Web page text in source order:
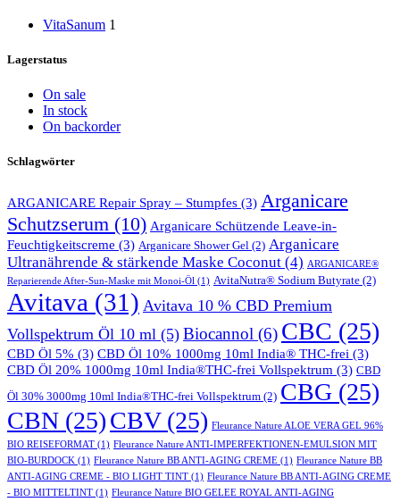
VitaSanum 1
Lagerstatus
On sale
In stock
On backorder
Schlagwörter
ARGANICARE Repair Spray – Stumpfes (3) Arganicare
Schutzserum (10) Arganicare Schützende Leave-in-
Feuchtigkeitscreme (3) Arganicare Shower Gel (2) Arganicare
Ultranährende & stärkende Maske Coconut (4) ARGANICARE®
Reparierende After-Sun-Maske mit Monoi-Öl (1) AvitaNutra® Sodium Butyrate (2)
Avitava (31) Avitava 10 % CBD Premium
Vollspektrum Öl 10 ml (5) Biocannol (6) CBC (25)
CBD Öl 5% (3) CBD Öl 10% 1000mg 10ml India® THC-frei (3)
CBD Öl 20% 1000mg 10ml India®THC-frei Vollspektrum (3) CBD
Öl 30% 3000mg 10ml India®THC-frei Vollspektrum (2) CBG (25)
CBN (25)CBV(25) Fleurance Nature ALOE VERA GEL 96%
BIO REISEFORMAT (1) Fleurance Nature ANTI-IMPERFEKTIONEN-EMULSION MIT
BIO-BURDOCK (1) Fleurance Nature BB ANTI-AGING CREME (1) Fleurance Nature BB
ANTI-AGING CREME - BIO LIGHT TINT (1) Fleurance Nature BB ANTI-AGING CREME
- BIO MITTELTINT (1) Fleurance Nature BIO GELEE ROYAL ANTI-AGING